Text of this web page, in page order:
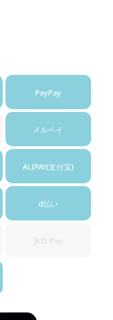
PayPay
メルペイ
ALIPAY(支付宝)
d払い
JKO Pay